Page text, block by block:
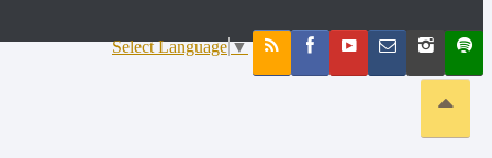
Select Language▼